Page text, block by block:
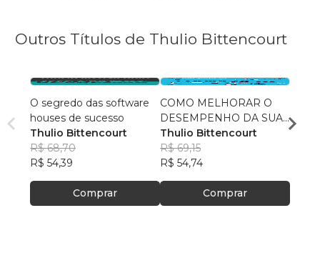
Outros Títulos de Thulio Bittencourt
O segredo das software
houses de sucesso
Thulio Bittencourt
R$ 68,70
R$ 54,39
Comprar
COMO MELHORAR O
DESEMPENHO DA SUA
EQUIPE DE DEVS
Thulio Bittencourt
R$ 69,15
R$ 54,74
Comprar
R$